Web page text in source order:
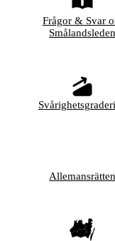
Frågor & Svar
Smålandsleden
Allemansrätten